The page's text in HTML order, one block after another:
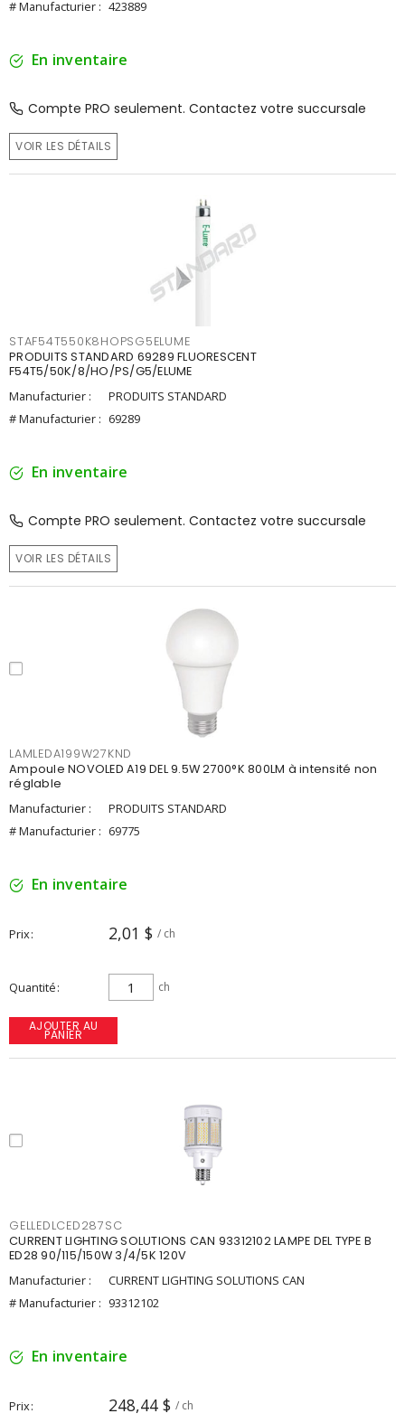
# Manufacturier : 423889
En inventaire
Compte PRO seulement. Contactez votre succursale
VOIR LES DÉTAILS
STAF54T550K8HOPSG5ELUME
PRODUITS STANDARD 69289 FLUORESCENT
F54T5/50K/8/HO/PS/G5/ELUME
Manufacturier :
PRODUITS STANDARD
# Manufacturier : 69289
En inventaire
Compte PRO seulement. Contactez votre succursale
VOIR LES DÉTAILS
LAMLEDA199W27KND
Ampoule NOVOLED A19 DEL 9.5W 2700°K 800LM à intensité non
réglable
Manufacturier :
PRODUITS STANDARD
# Manufacturier : 69775
En inventaire
Prix 2,01 $ / ch
Quantité ch
AJOUTER AU
PANIER
GELLEDLCED287SC
CURRENT LIGHTING SOLUTIONS CAN 93312102 LAMPE DEL TYPE B
ED28 90/115/150W 3/4/5K 120V
Manufacturier :
CURRENT LIGHTING SOLUTIONS CAN
# Manufacturier : 93312102
En inventaire
Prix 248,44 $ / ch